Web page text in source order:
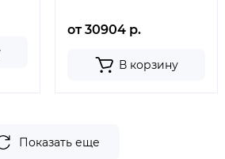
от 30904 р.
В корзину
Показать еще